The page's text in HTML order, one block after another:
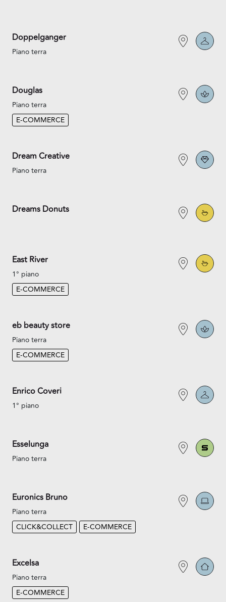
Doppelganger
Piano terra
Douglas
Piano terra
E-COMMERCE
Dream Creative
Piano terra
Dreams Donuts
East River
1° piano
E-COMMERCE
eb beauty store
Piano terra
E-COMMERCE
Enrico Coveri
1° piano
Esselunga
Piano terra
Euronics Bruno
Piano terra
CLICK&COLLECT
E-COMMERCE
Excelsa
Piano terra
E-COMMERCE